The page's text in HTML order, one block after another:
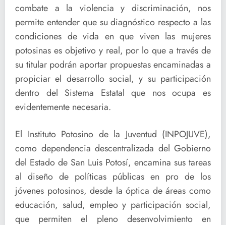
combate a la violencia y discriminación, nos
permite entender que su diagnóstico respecto a las
condiciones de vida en que viven las mujeres
potosinas es objetivo y real, por lo que a través de
su titular podrán aportar propuestas encaminadas a
propiciar el desarrollo social, y su participación
dentro del Sistema Estatal que nos ocupa es
evidentemente necesaria.
El Instituto Potosino de la Juventud (INPOJUVE),
como dependencia descentralizada del Gobierno
del Estado de San Luis Potosí, encamina sus tareas
al diseño de políticas públicas en pro de los
jóvenes potosinos, desde la óptica de áreas como
educación, salud, empleo y participación social,
que permiten el pleno desenvolvimiento en